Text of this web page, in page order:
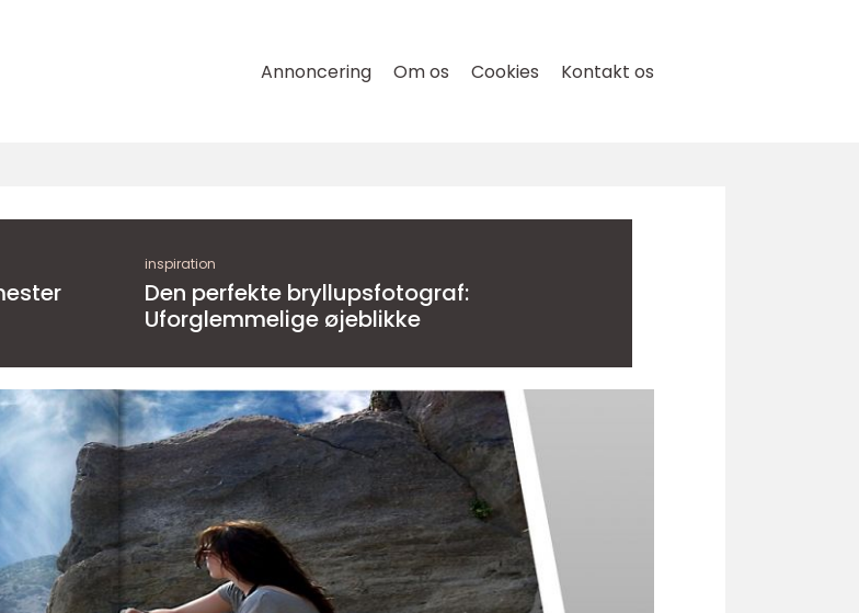
Annoncering Om os Cookies Kontakt os
inspiration
Den perfekte bryllupsfotograf:
Uforglemmelige øjeblikke